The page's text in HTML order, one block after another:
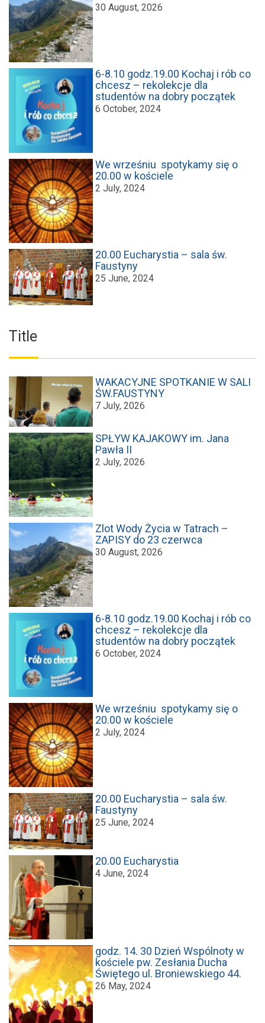
30 August, 2026
6-8.10 godz.19.00 Kochaj i rób co
chcesz – rekolekcje dla
studentów na dobry początek
6 October, 2024
We wrześniu spotykamy się o
20.00 w kościele
2 July, 2024
20.00 Eucharystia – sala św.
Faustyny
25 June, 2024
Title
WAKACYJNE SPOTKANIE W SALI
ŚW.FAUSTYNY
7 July, 2026
SPŁYW KAJAKOWY im. Jana
Pawła II
2 July, 2026
Zlot Wody Życia w Tatrach –
ZAPISY do 23 czerwca
30 August, 2026
6-8.10 godz.19.00 Kochaj i rób co
chcesz – rekolekcje dla
studentów na dobry początek
6 October, 2024
We wrześniu spotykamy się o
20.00 w kościele
2 July, 2024
20.00 Eucharystia – sala św.
Faustyny
25 June, 2024
20.00 Eucharystia
4 June, 2024
godz. 14. 30 Dzień Wspólnoty w
kościele pw. Zesłania Ducha
Świętego ul. Broniewskiego 44.
26 May, 2024